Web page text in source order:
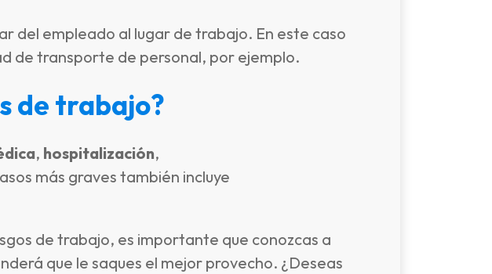
del empleado al lugar de trabajo. En este caso
de transporte de personal, por ejemplo.
de trabajo?
, hospitalización,
más graves también incluye
de trabajo, es importante que conozcas a
que le saques el mejor provecho. ¿Deseas